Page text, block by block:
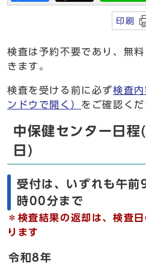
印刷
検査は予約不要であり、無
きます。
検査を受ける前に必ず検査
ンドウで開く） をご確認くだ
中保健センター日
日)
受付は、いずれも午
時00分まで
＊検査結果の返却は、検査
ります
令和8年